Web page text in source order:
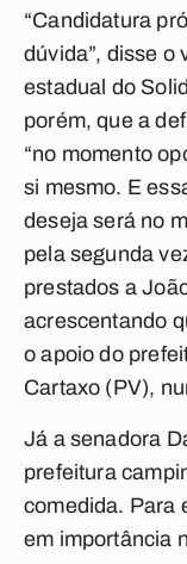
“Candidatura
dúvida”, disse o
estadual do
porém, que a
“no momento
si mesmo. E
deseja será no
pela segunda
prestados a
acrescentando
o apoio do
Cartaxo (PV),
Já a senadora
prefeitura
comedida. Para
em importância